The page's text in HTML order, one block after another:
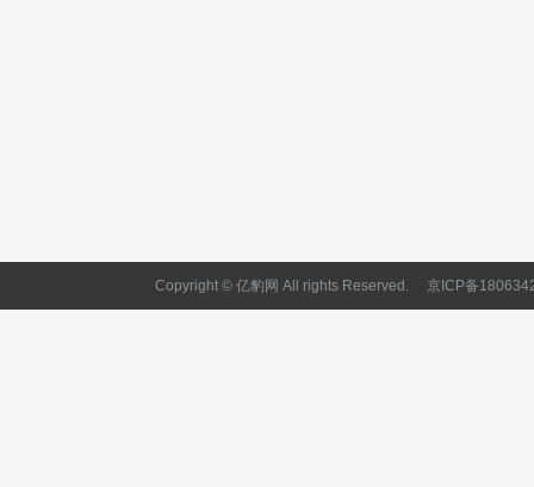
Copyright © 亿豹网 All rights Reserved. 京ICP备